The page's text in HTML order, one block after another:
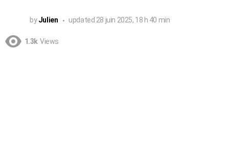
by Julien updated 28 juin 2025, 18 h 40 min
1.3k Views